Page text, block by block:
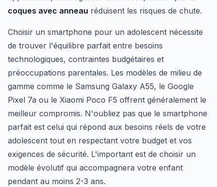
coques avec anneau réduisent les risques de chute.
Choisir un smartphone pour un adolescent nécessite
de trouver l'équilibre parfait entre besoins
technologiques, contraintes budgétaires et
préoccupations parentales. Les modèles de milieu de
gamme comme le Samsung Galaxy A55, le Google
Pixel 7a ou le Xiaomi Poco F5 offrent généralement le
meilleur compromis. N'oubliez pas que le smartphone
parfait est celui qui répond aux besoins réels de votre
adolescent tout en respectant votre budget et vos
exigences de sécurité. L'important est de choisir un
modèle évolutif qui accompagnera votre enfant
pendant au moins 2-3 ans.